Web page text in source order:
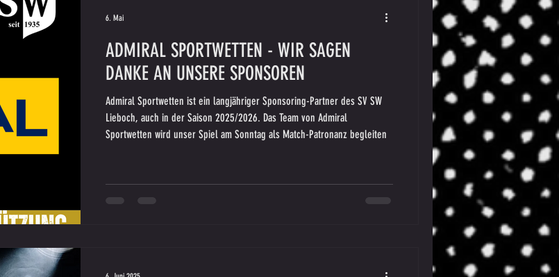
ADMIRAL SPORTWETTEN - WIR SAGEN
DANKE AN UNSERE SPONSOREN
Admiral Sportwetten ist ein langjähriger Sponsoring-Partner des SV SW
Lieboch, auch in der Saison 2025/2026. Das Team von Admiral
Sportwetten wird unser Spiel am Sonntag als Match-Patronanz begleiten
6. Mai